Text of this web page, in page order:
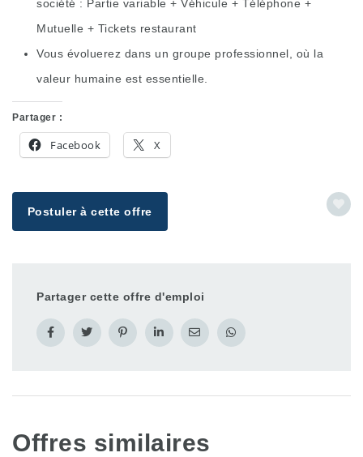
société : Partie variable + Véhicule + Téléphone +
Mutuelle + Tickets restaurant
Vous évoluerez dans un groupe professionnel, où la
valeur humaine est essentielle.
Partager :
Facebook X
Postuler à cette offre
Partager cette offre d'emploi
Offres similaires